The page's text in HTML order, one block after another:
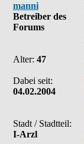
manni
Betreiber des
Forums
Alter: 47
Dabei seit:
04.02.2004
Stadt / Stadtteil:
I-Arzl